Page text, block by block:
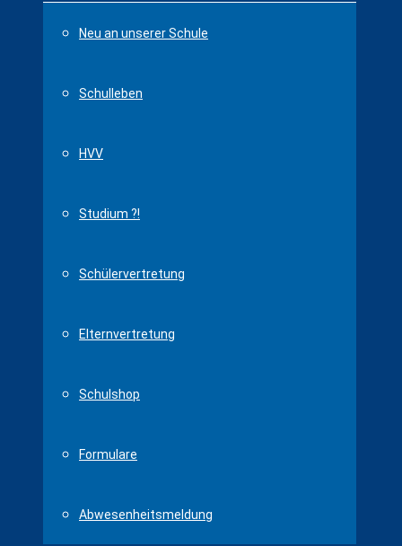
Neu an unserer Schule
Schulleben
HVV
Studium ?!
Schülervertretung
Elternvertretung
Schulshop
Formulare
Abwesenheitsmeldung